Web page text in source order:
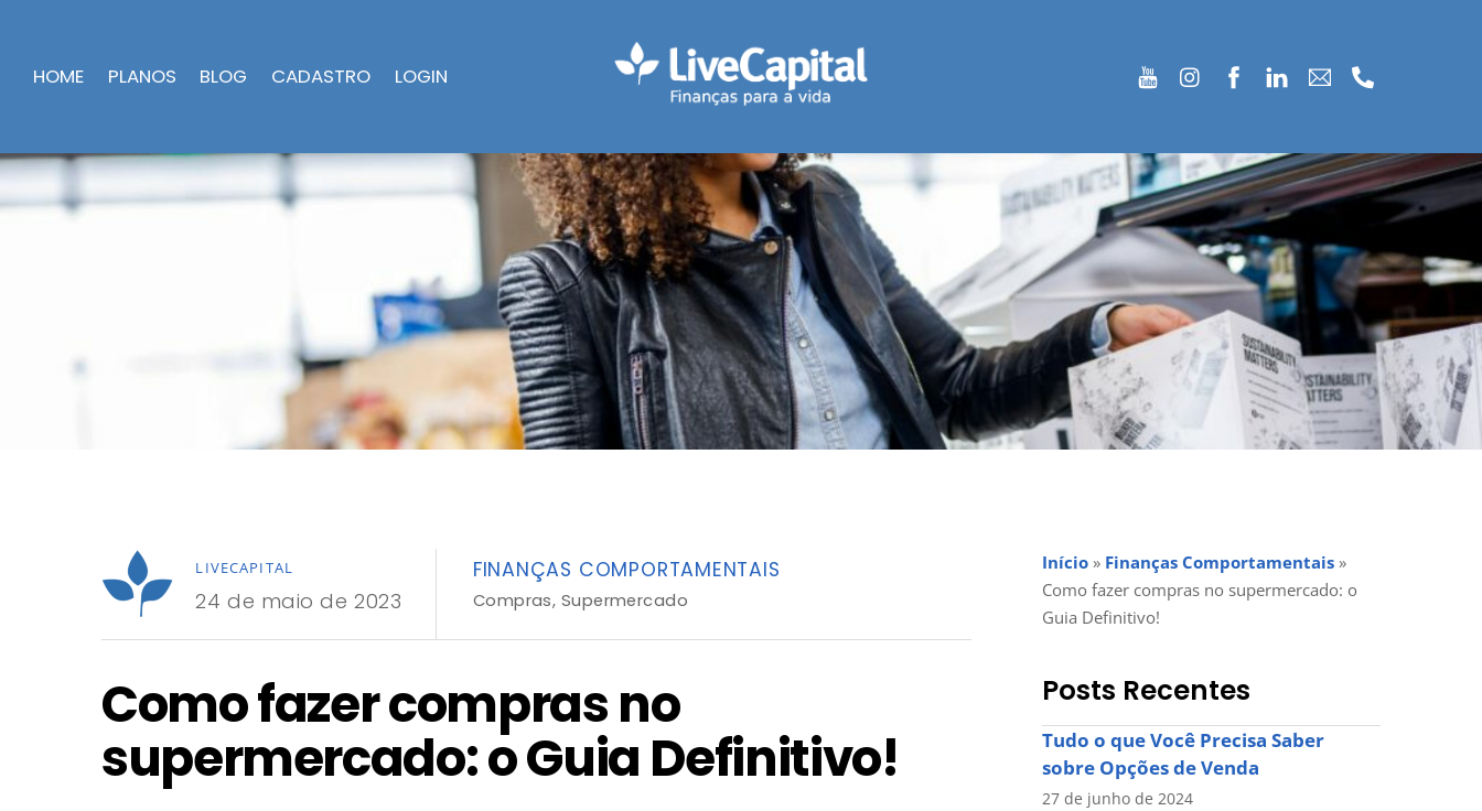
HOME PLANOS BLOG CADASTRO LOGIN
LIVECAPITAL
24 de maio de 2023
FINANÇAS COMPORTAMENTAIS
Compras, Supermercado
Como fazer compras no
supermercado: o Guia Definitivo!
Início » Finanças Comportamentais »
Como fazer compras no supermercado: o
Guia Definitivo!
Posts Recentes
Tudo o que Você Precisa Saber
sobre Opções de Venda
27 de junho de 2024